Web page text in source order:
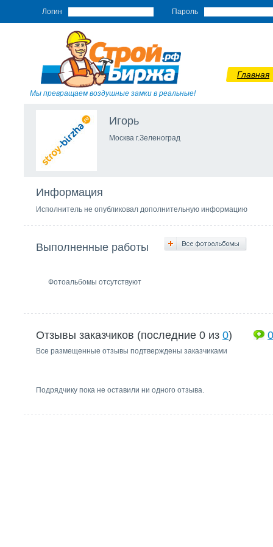
Логин Пароль
Мы превращаем воздушные замки в реальные!
Главная
Игорь
Москва г.Зеленоград
Информация
Исполнитель не опубликовал дополнительную информацию
Выполненные работы
Фотоальбомы отсутствуют
Отзывы заказчиков (последние 0 из 0) 0
Все размещенные отзывы подтверждены заказчиками
Подрядчику пока не оставили ни одного отзыва.